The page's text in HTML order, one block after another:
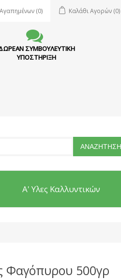
(0) Καλάθι Αγορών (0)
ΣΥΜΒΟΥΛΕΥΤΙΚΗ
ΥΠΟΣΤΗΡΙΞΗ
Α' Υλες Καλλυντικών
Φαγόπυρου 500γρ